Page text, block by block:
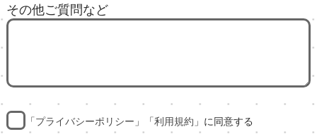
その他ご質問など
「プライバシーポリシー 」「利用規約 」に同意する